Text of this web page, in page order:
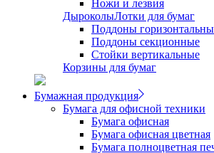
Ножи и лезвия
ДыроколыЛотки для бумаг
Поддоны
Поддоны секционные
Стойки вертикальные
Корзины для бумаг
Бумажная продукция
Бумага для офисной техники
Бумага офисная
Бумага офисная цветная
Бумага полноцветная